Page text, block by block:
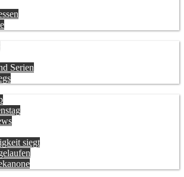
Serien
siegt